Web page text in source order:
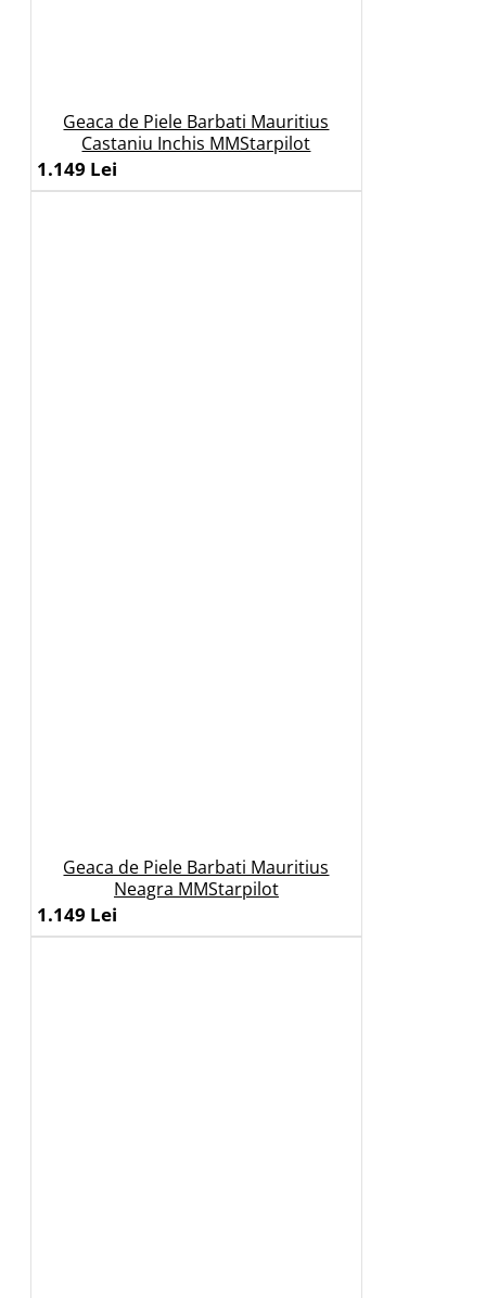
Geaca de Piele Barbati Mauritius
Castaniu Inchis MMStarpilot
1.149 Lei
Geaca de Piele Barbati Mauritius
Neagra MMStarpilot
1.149 Lei